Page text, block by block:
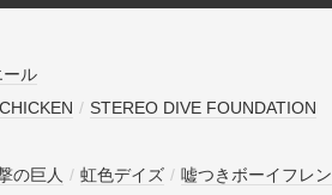
ール
/ STEREO DIVE FOUNDATION
の巨人 / 虹色デイズ / 嘘つきボーイフレン